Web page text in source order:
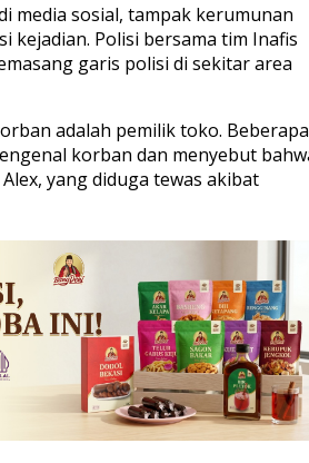
media sosial, tampak kerumunan
kejadian. Polisi bersama tim Inafis
garis polisi di sekitar area
adalah pemilik toko. Beberapa
korban dan menyebut
yang diduga tewas akibat